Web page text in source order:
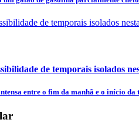
de temporais isolados
entre o fim da manhã e o início da